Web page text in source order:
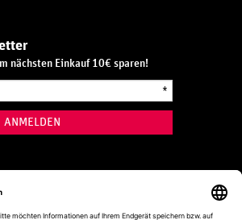
nächsten Einkauf 10€ sparen!
*
ANMELDEN